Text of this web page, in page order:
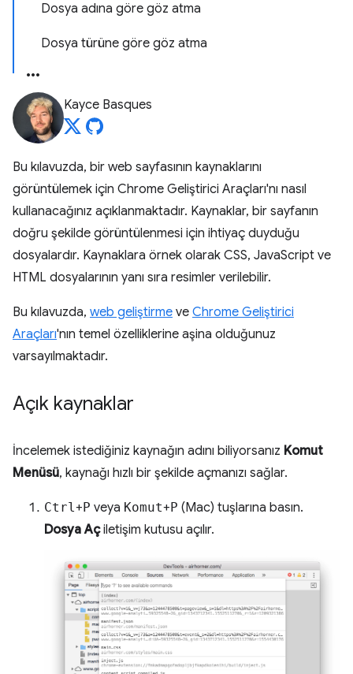
Dosya adına göre göz atma
Dosya türüne göre göz atma
Kayce Basques
Bu kılavuzda, bir web sayfasının kaynaklarını
görüntülemek için Chrome Geliştirici Araçları'nı nasıl
kullanacağınız açıklanmaktadır. Kaynaklar, bir sayfanın
doğru şekilde görüntülenmesi için ihtiyaç duyduğu
dosyalardır. Kaynaklara örnek olarak CSS, JavaScript ve
HTML dosyalarının yanı sıra resimler verilebilir.
Bu kılavuzda, web geliştirme ve Chrome Geliştirici
Araçları'nın temel özelliklerine aşina olduğunuz
varsayılmaktadır.
Açık kaynaklar
İncelemek istediğiniz kaynağın adını biliyorsanız Komut
Menüsü, kaynağı hızlı bir şekilde açmanızı sağlar.
Ctrl+P veya Komut+P (Mac) tuşlarına basın.
Dosya Açiletişim kutusu açılır.